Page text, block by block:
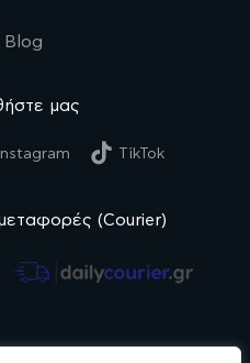
Blog
μας
Instagram TikTok
(Courier)